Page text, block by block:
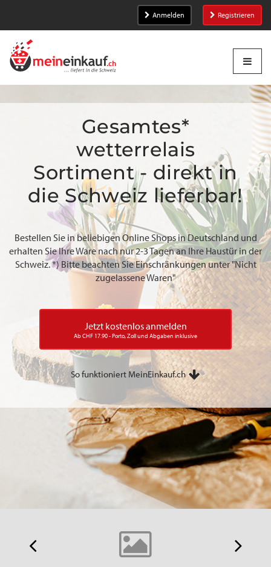
Anmelden Registrieren
Gesamtes*
wetterrelais
Sortiment - direkt in
die Schweiz lieferbar!
Bestellen Sie in beliebigen Online Shops in Deutschland und
erhalten Sie Ihre Ware nach nur 2-3 Tagen an Ihre Haustür in der
Schweiz. *) Bitte beachten Sie Einschränkungen unter "Nicht
zugelassene Waren"
Jetzt kostenlos anmelden
Ab CHF 17.90 - Porto, Zoll und Abgaben inklusive
So funktioniert MeinEinkauf.ch